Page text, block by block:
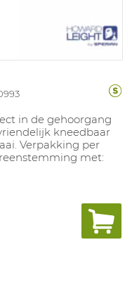
in de gehoorgang
kneedbaar
Verpakking per
met: